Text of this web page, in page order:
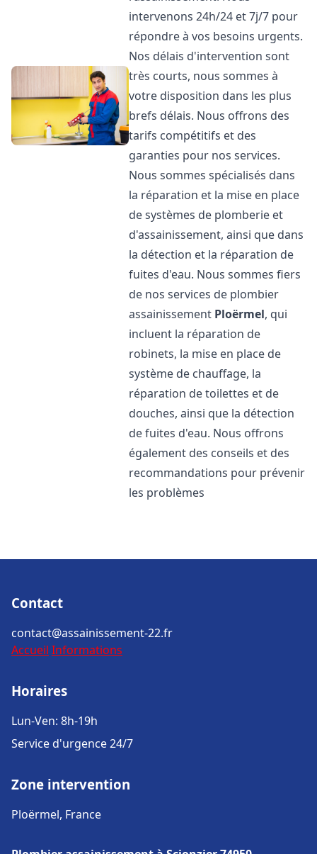
intervenons 24h/24 et 7j/7 pour
répondre à vos besoins urgents.
Nos délais d'intervention sont
très courts, nous sommes à
votre disposition dans les plus
brefs délais. Nous offrons des
tarifs compétitifs et des
garanties pour nos services.
Nous sommes spécialisés dans
la réparation et la mise en place
de systèmes de plomberie et
d'assainissement, ainsi que dans
la détection et la réparation de
fuites d'eau. Nous sommes fiers
de nos services de plombier
assainissement Ploërmel, qui
incluent la réparation de
robinets, la mise en place de
système de chauffage, la
réparation de toilettes et de
douches, ainsi que la détection
de fuites d'eau. Nous offrons
également des conseils et des
recommandations pour prévenir
les problèmes
Contact
contact@assainissement-22.fr
Accueil Informations
Horaires
Lun-Ven: 8h-19h
Service d'urgence 24/7
Zone intervention
Ploërmel, France